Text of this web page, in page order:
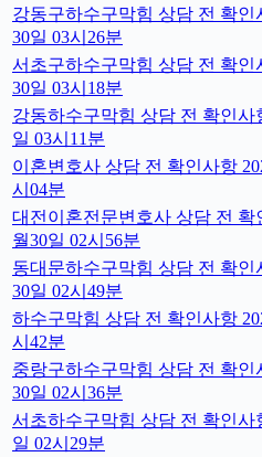
강동구하수구막힘 상담 전 확인
30일 03시26분
서초구하수구막힘 상담 전 확인
30일 03시18분
강동하수구막힘 상담 전 확인사
일 03시11분
이혼변호사 상담 전 확인사항
시04분
대전이혼전문변호사 상담 전 확
월30일 02시56분
동대문하수구막힘 상담 전 확인
30일 02시49분
하수구막힘 상담 전 확인사항
시42분
중랑구하수구막힘 상담 전 확인
30일 02시36분
서초하수구막힘 상담 전 확인사
일 02시29분